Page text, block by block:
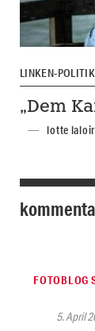
LINKEN-
„Dem
lotte
FOTOBLOG
5. April